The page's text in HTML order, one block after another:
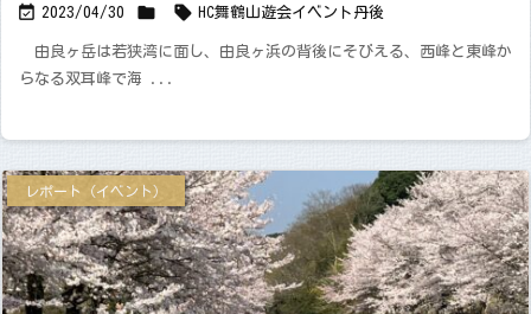
 2023/04/30   HC舞鶴山遊会イベント 丹後
由良ヶ岳は若狭湾に面し、由良ヶ浜の背後にそびえる、西峰と東峰か
らなる双耳峰で海 ...
レポート（イベント）